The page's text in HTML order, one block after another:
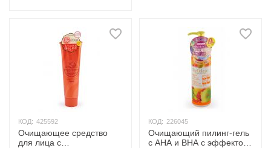
КОД: 425592
Очищающее средство
для лица с
КОД: 226045
Очищающий пилинг-гель
с AHA и BHA с эффектом